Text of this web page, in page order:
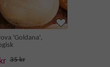
'Goldana',
35 kr